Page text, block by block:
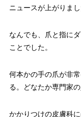
ニュースが上がりまし
なんでも、爪と指に
ことでした。
何本かの手の爪が非
る。どなたか専門家
かかりつけの皮膚科